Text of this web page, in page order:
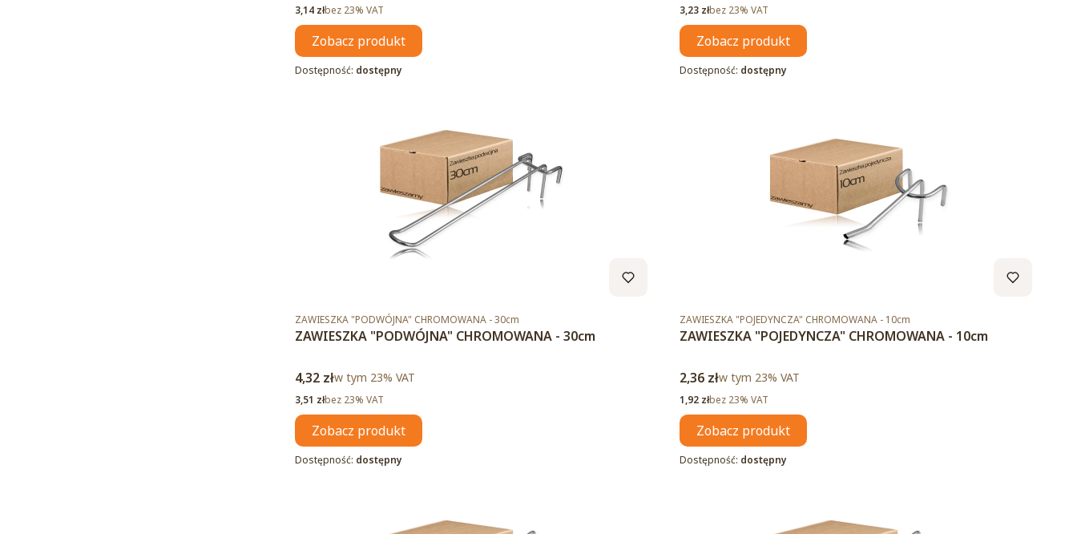
Cena netto
3,14 złbez 23% VAT
Zobacz produkt
Dostępność: dostępny
Cena netto
3,23 złbez 23% VAT
Zobacz produkt
Dostępność: dostępny
Kod produktu
ZAWIESZKA "PODWÓJNA" CHROMOWANA - 30cm
ZAWIESZKA "PODWÓJNA" CHROMOWANA - 30cm
Cena brutto
4,32 złw tym %s VAT
w tym 23% VAT
Cena netto
3,51 złbez 23% VAT
Zobacz produkt
Dostępność: dostępny
Kod produktu
ZAWIESZKA "POJEDYNCZA" CHROMOWANA - 10cm
ZAWIESZKA "POJEDYNCZA" CHROMOWANA - 10cm
Cena brutto
2,36 złw tym %s VAT
w tym 23% VAT
Cena netto
1,92 złbez 23% VAT
Zobacz produkt
Dostępność: dostępny